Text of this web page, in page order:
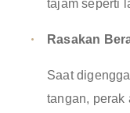
tajam seperti
Rasakan
Saat
tangan, perak